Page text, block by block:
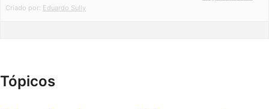
Criado por: Eduardo Sully
Tópicos